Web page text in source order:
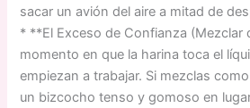
sacar un avión del aire a mitad de
* **El Exceso de Confianza (Mezclar
momento en que la harina toca el
empiezan a trabajar. Si mezclas
un bizcocho tenso y gomoso en